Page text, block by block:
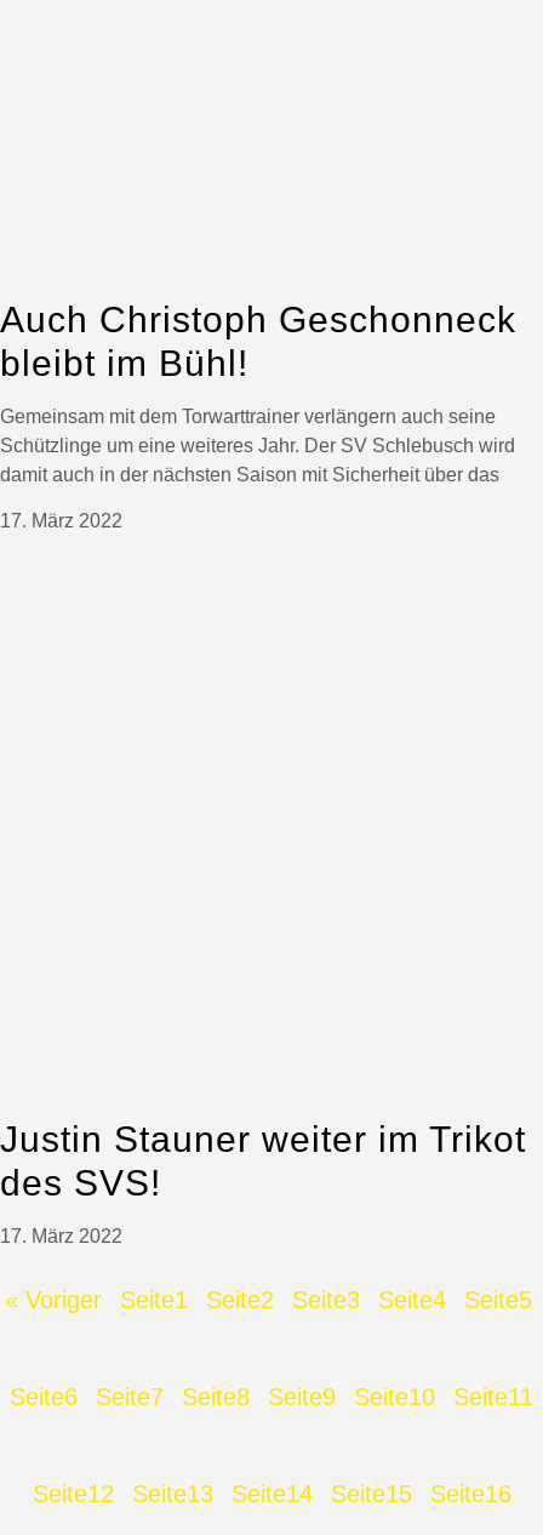
Auch Christoph Geschonneck
bleibt im Bühl!
Gemeinsam mit dem Torwarttrainer verlängern auch seine
Schützlinge um eine weiteres Jahr. Der SV Schlebusch wird
damit auch in der nächsten Saison mit Sicherheit über das
17. März 2022
Justin Stauner weiter im Trikot
des SVS!
17. März 2022
« Voriger Seite1 Seite2 Seite3 Seite4 Seite5
Seite6 Seite7 Seite8 Seite9 Seite10 Seite11
Seite12 Seite13 Seite14 Seite15 Seite16